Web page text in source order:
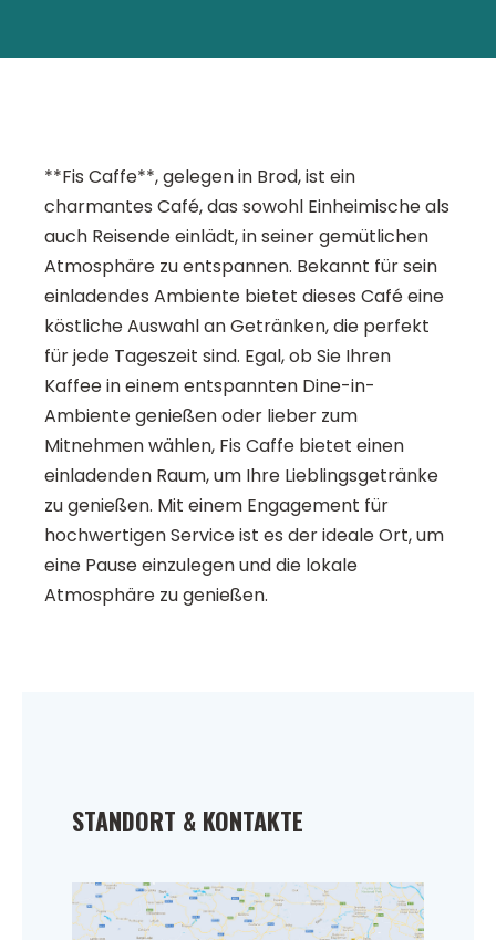
**Fis Caffe**, gelegen in Brod, ist ein
charmantes Café, das sowohl Einheimische als
auch Reisende einlädt, in seiner gemütlichen
Atmosphäre zu entspannen. Bekannt für sein
einladendes Ambiente bietet dieses Café eine
köstliche Auswahl an Getränken, die perfekt
für jede Tageszeit sind. Egal, ob Sie Ihren
Kaffee in einem entspannten Dine-in-
Ambiente genießen oder lieber zum
Mitnehmen wählen, Fis Caffe bietet einen
einladenden Raum, um Ihre Lieblingsgetränke
zu genießen. Mit einem Engagement für
hochwertigen Service ist es der ideale Ort, um
eine Pause einzulegen und die lokale
Atmosphäre zu genießen.
STANDORT & KONTAKTE